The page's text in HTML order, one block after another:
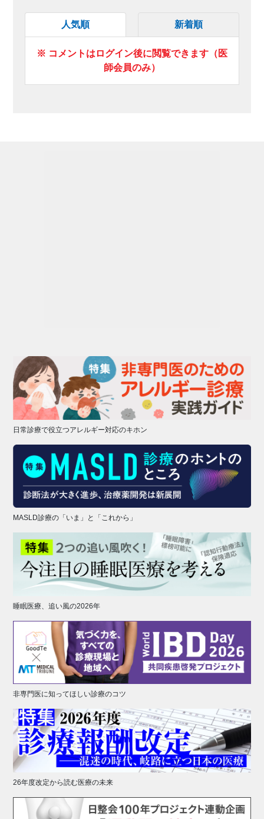
人気順 新着順
※ コメントはログイン後に閲覧できます（医
師会員のみ）
日常診療で役立つアレルギー対応のキホン
MASLD診療の「いま」と「これから」
睡眠医療、追い風の2026年
非専門医に知ってほしい診療のコツ
26年度改定から読む医療の未来